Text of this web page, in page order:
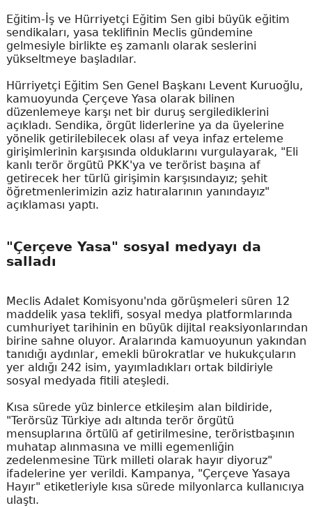
Eğitim-İş ve Hürriyetçi Eğitim Sen gibi büyük eğitim
sendikaları, yasa teklifinin Meclis gündemine
gelmesiyle birlikte eş zamanlı olarak seslerini
yükseltmeye başladılar.
Hürriyetçi Eğitim Sen Genel Başkanı Levent Kuruoğlu,
kamuoyunda Çerçeve Yasa olarak bilinen
düzenlemeye karşı net bir duruş sergilediklerini
açıkladı. Sendika, örgüt liderlerine ya da üyelerine
yönelik getirilebilecek olası af veya infaz erteleme
girişimlerinin karşısında olduklarını vurgulayarak, "Eli
kanlı terör örgütü PKK'ya ve terörist başına af
getirecek her türlü girişimin karşısındayız; şehit
öğretmenlerimizin aziz hatıralarının yanındayız"
açıklaması yaptı.
"Çerçeve Yasa" sosyal medyayı da
salladı
Meclis Adalet Komisyonu'nda görüşmeleri süren 12
maddelik yasa teklifi, sosyal medya platformlarında
cumhuriyet tarihinin en büyük dijital reaksiyonlarından
birine sahne oluyor. Aralarında kamuoyunun yakından
tanıdığı aydınlar, emekli bürokratlar ve hukukçuların
yer aldığı 242 isim, yayımladıkları ortak bildiriyle
sosyal medyada fitili ateşledi.
Kısa sürede yüz binlerce etkileşim alan bildiride,
"Terörsüz Türkiye adı altında terör örgütü
mensuplarına örtülü af getirilmesine, teröristbaşının
muhatap alınmasına ve milli egemenliğin
zedelenmesine Türk milleti olarak hayır diyoruz"
ifadelerine yer verildi. Kampanya, "Çerçeve Yasaya
Hayır" etiketleriyle kısa sürede milyonlarca kullanıcıya
ulaştı.